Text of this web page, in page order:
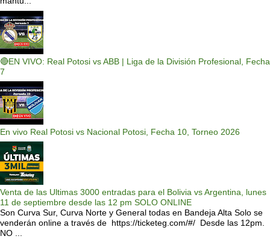
🔴EN VIVO: Real Potosi vs ABB | Liga de la División Profesional, Fecha
7
En vivo Real Potosi vs Nacional Potosi, Fecha 10, Torneo 2026
Venta de las Ultimas 3000 entradas para el Bolivia vs Argentina, lunes
11 de septiembre desde las 12 pm SOLO ONLINE
Son Curva Sur, Curva Norte y General todas en Bandeja Alta Solo se
venderán online a través de https://ticketeg.com/#/ Desde las 12pm.
NO ...